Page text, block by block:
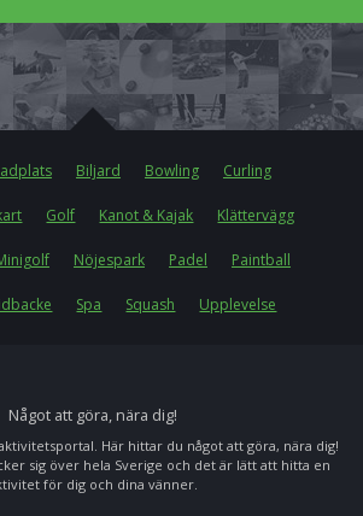
Biljard Bowling Curling
Golf Kanot & Kajak Klättervägg
Nöjespark Padel Paintball
Spa Squash Upplevelse
Något att göra, nära dig!
Här hittar du något att göra, nära dig!
sig över hela Sverige och det är lätt att hitta en
för dig och dina vänner.